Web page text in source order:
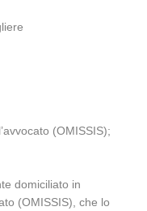
(OMISSIS);
domiciliato in
(OMISSIS), che lo